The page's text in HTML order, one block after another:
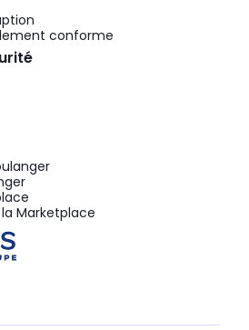
conforme
Marketplace